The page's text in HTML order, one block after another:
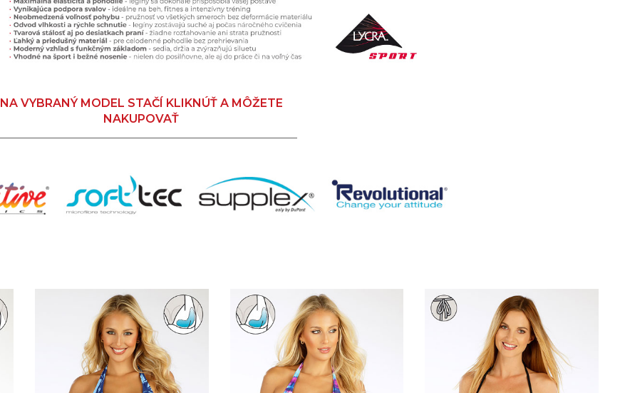
NA VYBRANÝ MODEL STAČÍ KLIKNÚŤ A MÔŽETE
NAKUPOVAŤ